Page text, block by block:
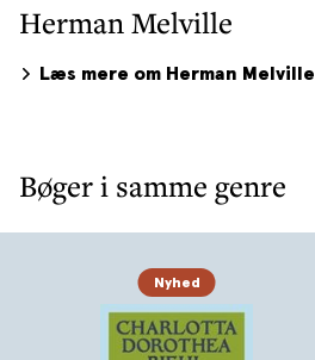
Herman Melville
Læs mere om Herman Melville
Bøger i samme genre
Nyhed